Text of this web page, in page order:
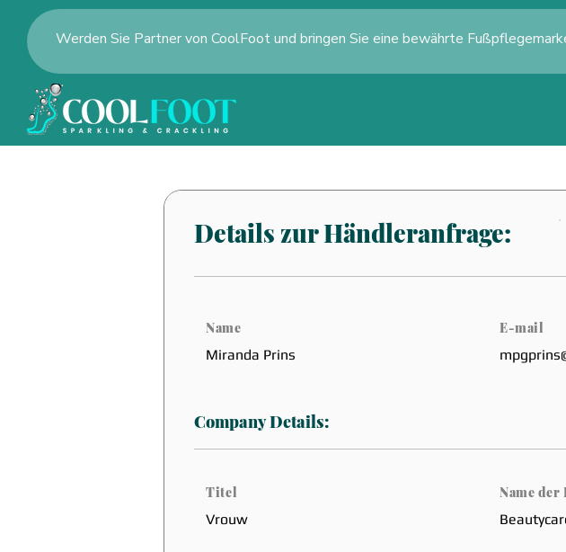
Werden Sie Partner von CoolFoot und bringen Sie eine bewährte
Details zur Händleranfrage:
Name
Miranda Prins
E-mail
Company Details:
Titel
Vrouw
Name der